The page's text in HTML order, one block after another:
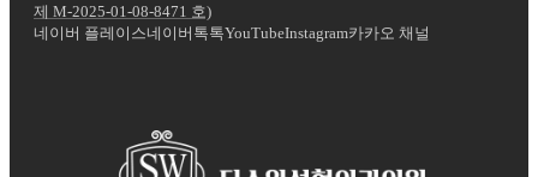
제 M-2025-01-08-8471 호)
네이버 플레이스네이버톡톡YouTubeInstagram카카오 채널